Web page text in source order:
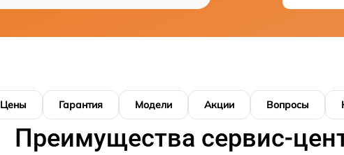
Цены Гарантия Модели Акции Вопросы
Преимущества сервис-